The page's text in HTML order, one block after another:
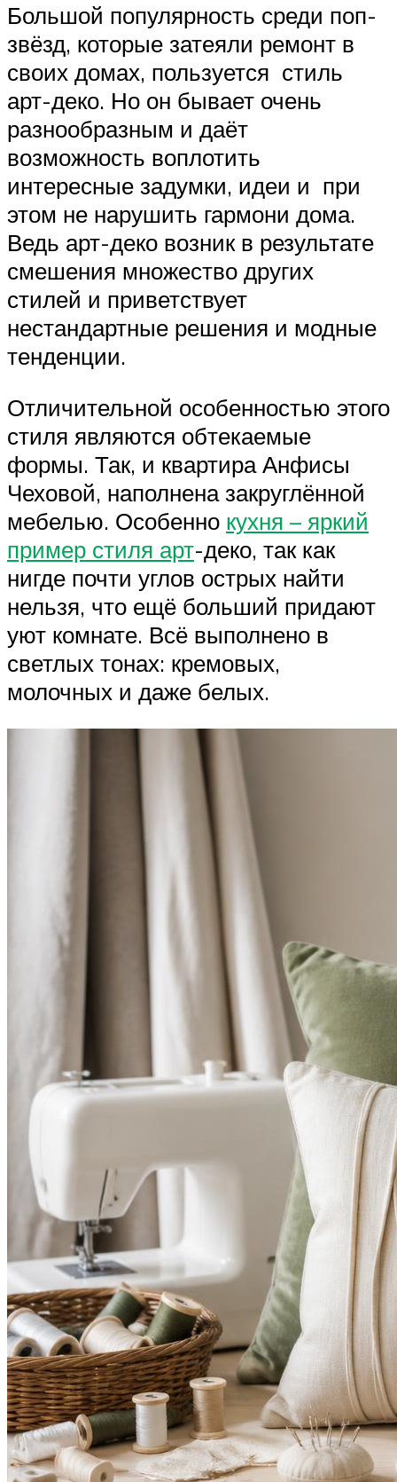
Большой популярность среди поп-
звёзд, которые затеяли ремонт в
своих домах, пользуется стиль
арт-деко. Но он бывает очень
разнообразным и даёт
возможность воплотить
интересные задумки, идеи и при
этом не нарушить гармони дома.
Ведь арт-деко возник в результате
смешения множество других
стилей и приветствует
нестандартные решения и модные
тенденции.
Отличительной особенностью этого
стиля являются обтекаемые
формы. Так, и квартира Анфисы
Чеховой, наполнена закруглённой
мебелью. Особенно кухня – яркий
пример стиля арт-деко, так как
нигде почти углов острых найти
нельзя, что ещё больший придают
уют комнате. Всё выполнено в
светлых тонах: кремовых,
молочных и даже белых.